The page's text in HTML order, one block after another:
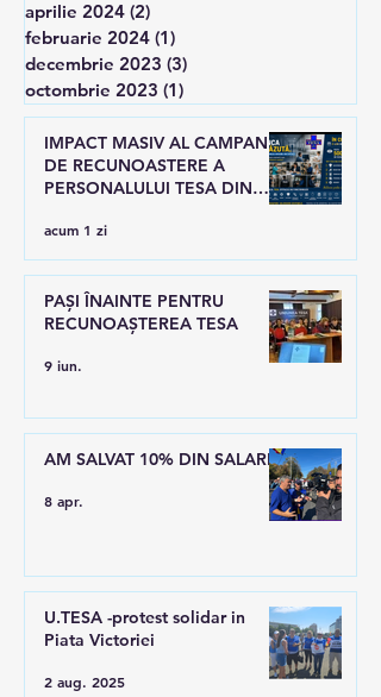
aprilie 2024 (2)
februarie 2024 (1)
decembrie 2023 (3)
octombrie 2023 (1)
IMPACT MASIV AL CAMPANIEI
DE RECUNOASTERE A
PERSONALULUI TESA DIN
acum 1 zi
PAȘI ÎNAINTE PENTRU
RECUNOAȘTEREA TESA
9 iun.
AM SALVAT 10% DIN SALARII
8 apr.
U.TESA -protest solidar in
Piata Victoriei
2 aug. 2025